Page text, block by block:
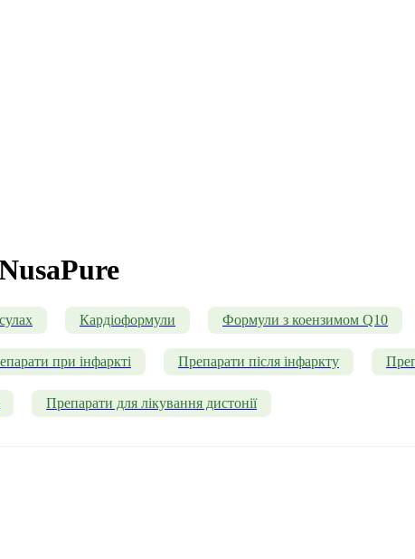
Кардіоформули Формули з коензимом Q10
при інфаркті Препарати після інфаркту
Препарати для лікування дистонії